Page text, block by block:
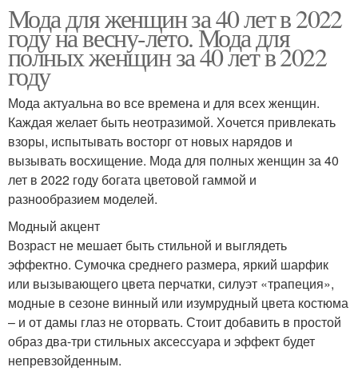
Мода для женщин за 40 лет в 2022
году на весну-лето. Мода для
полных женщин за 40 лет в 2022
году
Мода актуальна во все времена и для всех женщин.
Каждая желает быть неотразимой. Хочется привлекать
взоры, испытывать восторг от новых нарядов и
вызывать восхищение. Мода для полных женщин за 40
лет в 2022 году богата цветовой гаммой и
разнообразием моделей.
Модный акцент
Возраст не мешает быть стильной и выглядеть
эффектно. Сумочка среднего размера, яркий шарфик
или вызывающего цвета перчатки, силуэт «трапеция»,
модные в сезоне винный или изумрудный цвета костюма
– и от дамы глаз не оторвать. Стоит добавить в простой
образ два-три стильных аксессуара и эффект будет
непревзойденным.